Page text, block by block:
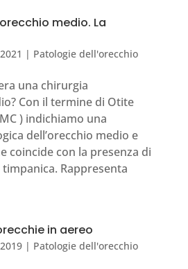
medio. La
| Patologie dell'orecchio
una chirurgia
Con il termine di Otite
) indichiamo una
dell’orecchio medio e
coincide con la presenza di
Rappresenta
in aereo
| Patologie dell'orecchio